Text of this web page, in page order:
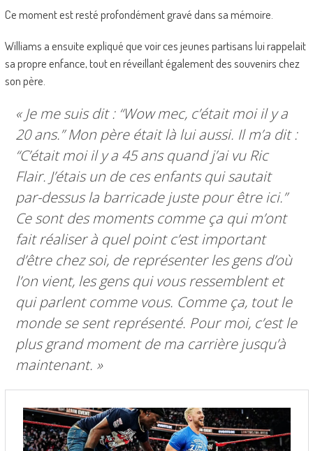
Ce moment est resté profondément gravé dans sa mémoire.
Williams a ensuite expliqué que voir ces jeunes partisans lui rappelait
sa propre enfance, tout en réveillant également des souvenirs chez
son père.
« Je me suis dit : “Wow mec, c’était moi il y a
20 ans.” Mon père était là lui aussi. Il m’a dit :
“C’était moi il y a 45 ans quand j’ai vu Ric
Flair. J’étais un de ces enfants qui sautait
par-dessus la barricade juste pour être ici.”
Ce sont des moments comme ça qui m’ont
fait réaliser à quel point c’est important
d’être chez soi, de représenter les gens d’où
l’on vient, les gens qui vous ressemblent et
qui parlent comme vous. Comme ça, tout le
monde se sent représenté. Pour moi, c’est le
plus grand moment de ma carrière jusqu’à
maintenant. »